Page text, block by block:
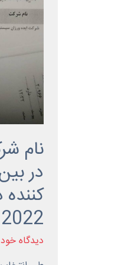
نام
در
2022 قطر
دیدگاه‌